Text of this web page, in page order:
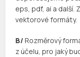
eps, pdf, ai a další.
vektorové formáty.
B/Rozměrový
z účelu, pro jaký